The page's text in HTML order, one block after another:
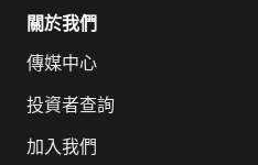
關於我們
傳媒中心
投資者查詢
加入我們